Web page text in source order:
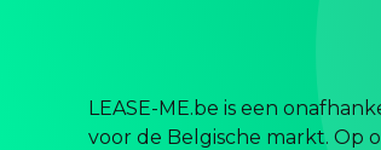
LEASE-ME.be is een
voor de Belgische markt. Op